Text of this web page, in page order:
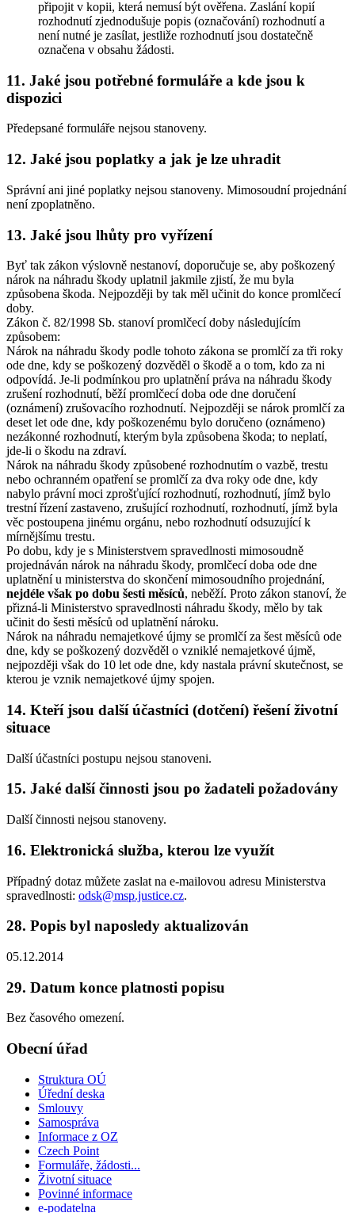
připojit v kopii, která nemusí být ověřena. Zaslání kopií
rozhodnutí zjednodušuje popis (označování) rozhodnutí a
není nutné je zasílat, jestliže rozhodnutí jsou dostatečně
označena v obsahu žádosti.
11. Jaké jsou potřebné formuláře a kde jsou k
dispozici
Předepsané formuláře nejsou stanoveny.
12. Jaké jsou poplatky a jak je lze uhradit
Správní ani jiné poplatky nejsou stanoveny. Mimosoudní projednání
není zpoplatněno.
13. Jaké jsou lhůty pro vyřízení
Byť tak zákon výslovně nestanoví, doporučuje se, aby poškozený
nárok na náhradu škody uplatnil jakmile zjistí, že mu byla
způsobena škoda. Nejpozději by tak měl učinit do konce promlčecí
doby.
Zákon č. 82/1998 Sb. stanoví promlčecí doby následujícím
způsobem:
Nárok na náhradu škody podle tohoto zákona se promlčí za tři roky
ode dne, kdy se poškozený dozvěděl o škodě a o tom, kdo za ni
odpovídá. Je-li podmínkou pro uplatnění práva na náhradu škody
zrušení rozhodnutí, běží promlčecí doba ode dne doručení
(oznámení) zrušovacího rozhodnutí. Nejpozději se nárok promlčí za
deset let ode dne, kdy poškozenému bylo doručeno (oznámeno)
nezákonné rozhodnutí, kterým byla způsobena škoda; to neplatí,
jde-li o škodu na zdraví.
Nárok na náhradu škody způsobené rozhodnutím o vazbě, trestu
nebo ochranném opatření se promlčí za dva roky ode dne, kdy
nabylo právní moci zprošťující rozhodnutí, rozhodnutí, jímž bylo
trestní řízení zastaveno, zrušující rozhodnutí, rozhodnutí, jímž byla
věc postoupena jinému orgánu, nebo rozhodnutí odsuzující k
mírnějšímu trestu.
Po dobu, kdy je s Ministerstvem spravedlnosti mimosoudně
projednáván nárok na náhradu škody, promlčecí doba ode dne
uplatnění u ministerstva do skončení mimosoudního projednání,
nejdéle však po dobu šesti měsíců, neběží. Proto zákon stanoví, že
přizná-li Ministerstvo spravedlnosti náhradu škody, mělo by tak
učinit do šesti měsíců od uplatnění nároku.
Nárok na náhradu nemajetkové újmy se promlčí za šest měsíců ode
dne, kdy se poškozený dozvěděl o vzniklé nemajetkové újmě,
nejpozději však do 10 let ode dne, kdy nastala právní skutečnost, se
kterou je vznik nemajetkové újmy spojen.
14. Kteří jsou další účastníci (dotčení) řešení životní
situace
Další účastníci postupu nejsou stanoveni.
15. Jaké další činnosti jsou po žadateli požadovány
Další činnosti nejsou stanoveny.
16. Elektronická služba, kterou lze využít
Případný dotaz můžete zaslat na e-mailovou adresu Ministerstva
spravedlnosti: odsk@msp.justice.cz.
28. Popis byl naposledy aktualizován
05.12.2014
29. Datum konce platnosti popisu
Bez časového omezení.
Obecní úřad
Struktura OÚ
Úřední deska
Smlouvy
Samospráva
Informace z OZ
Czech Point
Formuláře, žádosti...
Životní situace
Povinné informace
e-podatelna